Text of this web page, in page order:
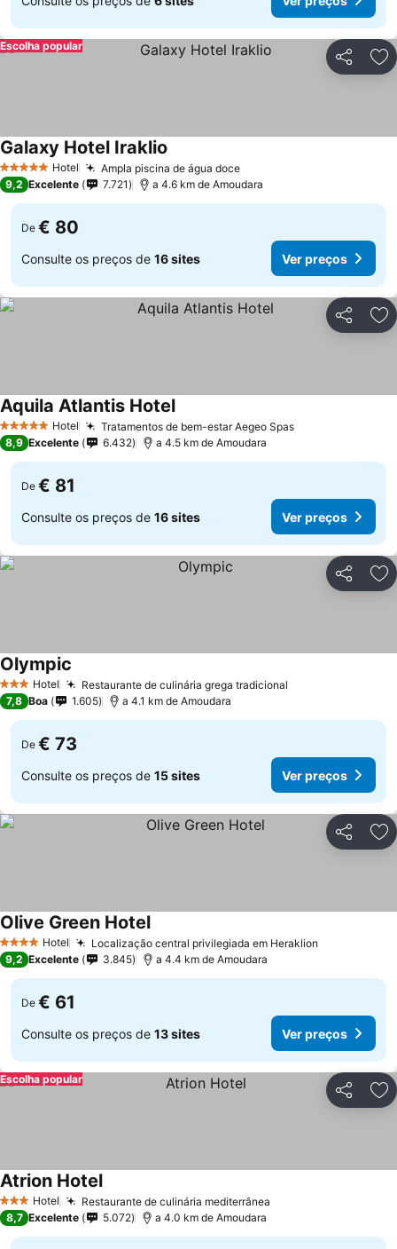
Partilhar
Escolha popular
5 Estrelas Hotel Ampla piscina de água doce
Galaxy Hotel Iraklio
9,2 Excelente 7.721 a 4.6 km de Amoudara
De € 80
Consulte os preços de 16 sites Ver preços
Partilhar
5 Estrelas Hotel Tratamentos de bem-estar Aegeo Spas
Aquila Atlantis Hotel
8,9 Excelente 6.432 a 4.5 km de Amoudara
De € 81
Consulte os preços de 16 sites Ver preços
Partilhar
3 EstrelasHotel Restaurante de culinária grega tradicional
Olympic
7,8 Boa 1.605 a 4.1 km de Amoudara
De € 73
Consulte os preços de 15 sites Ver preços
Partilhar
4 EstrelasHotel Localização central privilegiada em Heraklion
Olive Green Hotel
9,2 Excelente 3.845 a 4.4 km de Amoudara
De € 61
Consulte os preços de 13 sites Ver preços
Partilhar
Escolha popular
3 EstrelasHotel Restaurante de culinária mediterrânea
Atrion Hotel
8,7 Excelente 5.072 a 4.0 km de Amoudara